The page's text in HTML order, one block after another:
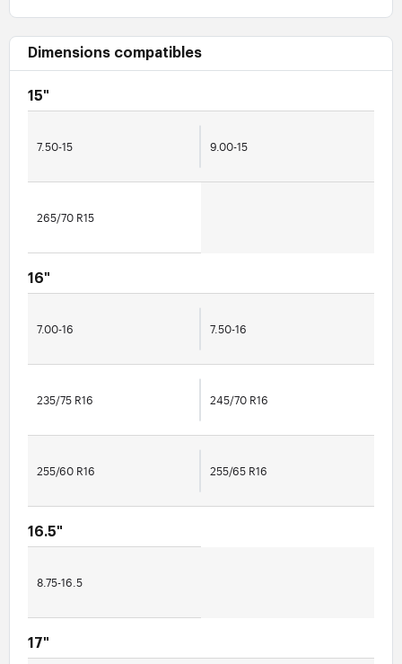
Dimensions compatibles
15"
7.50-15 9.00-15
265/70 R15
16"
7.00-16 7.50-16
235/75 R16 245/70 R16
255/60 R16 255/65 R16
16.5"
8.75-16.5
17"